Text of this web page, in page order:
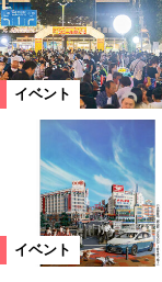
大熊町
浅川町
古殿町
只見町
イベント
イベント